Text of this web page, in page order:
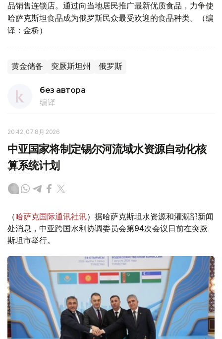
品销售连锁店。通过向当地居民推广最新优质食品，力争使
哈萨克斯坦食品成为俄罗斯民众最受欢迎的食品种类。（编
译：金桥）
黄金储备 突厥斯坦州 俄罗斯
без автора
编译
20:42, 07 8月 2026
中亚国家将制定锡尔河流域水资源自动化核
算系统计划
（哈萨克国际通讯社讯）据哈萨克斯坦水资源和灌溉部新闻
处消息，中亚跨国水利协调委员会第94次会议日前在突厥
斯坦市举行。